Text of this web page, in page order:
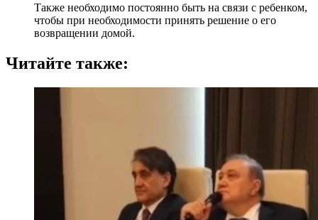
Также необходимо постоянно быть на связи с ребенком,
чтобы при необходимости принять решение о его
возвращении домой.
Читайте также: